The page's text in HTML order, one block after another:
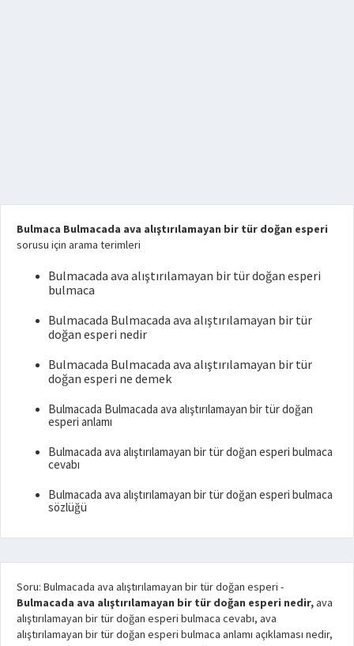
Bulmaca Bulmacada ava alıştırılamayan bir tür doğan esperi
sorusu için arama terimleri
Bulmacada ava alıştırılamayan bir tür doğan esperi
bulmaca
Bulmacada Bulmacada ava alıştırılamayan bir tür
doğan esperi nedir
Bulmacada Bulmacada ava alıştırılamayan bir tür
doğan esperi ne demek
Bulmacada Bulmacada ava alıştırılamayan bir tür doğan
esperi anlamı
Bulmacada ava alıştırılamayan bir tür doğan esperi bulmaca
cevabı
Bulmacada ava alıştırılamayan bir tür doğan esperi bulmaca
sözlüğü
Soru: Bulmacada ava alıştırılamayan bir tür doğan esperi -
Bulmacada ava alıştırılamayan bir tür doğan esperi nedir,ava
alıştırılamayan bir tür doğan esperi bulmaca cevabı, ava
alıştırılamayan bir tür doğan esperi bulmaca anlamı açıklaması nedir,